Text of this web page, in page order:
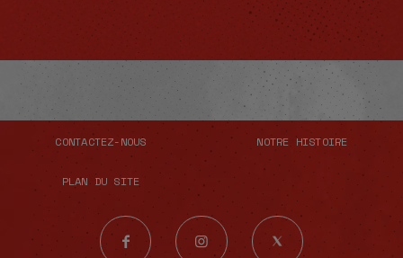
CONTACTEZ-NOUS NOTRE HISTOIRE
PLAN DU SITE